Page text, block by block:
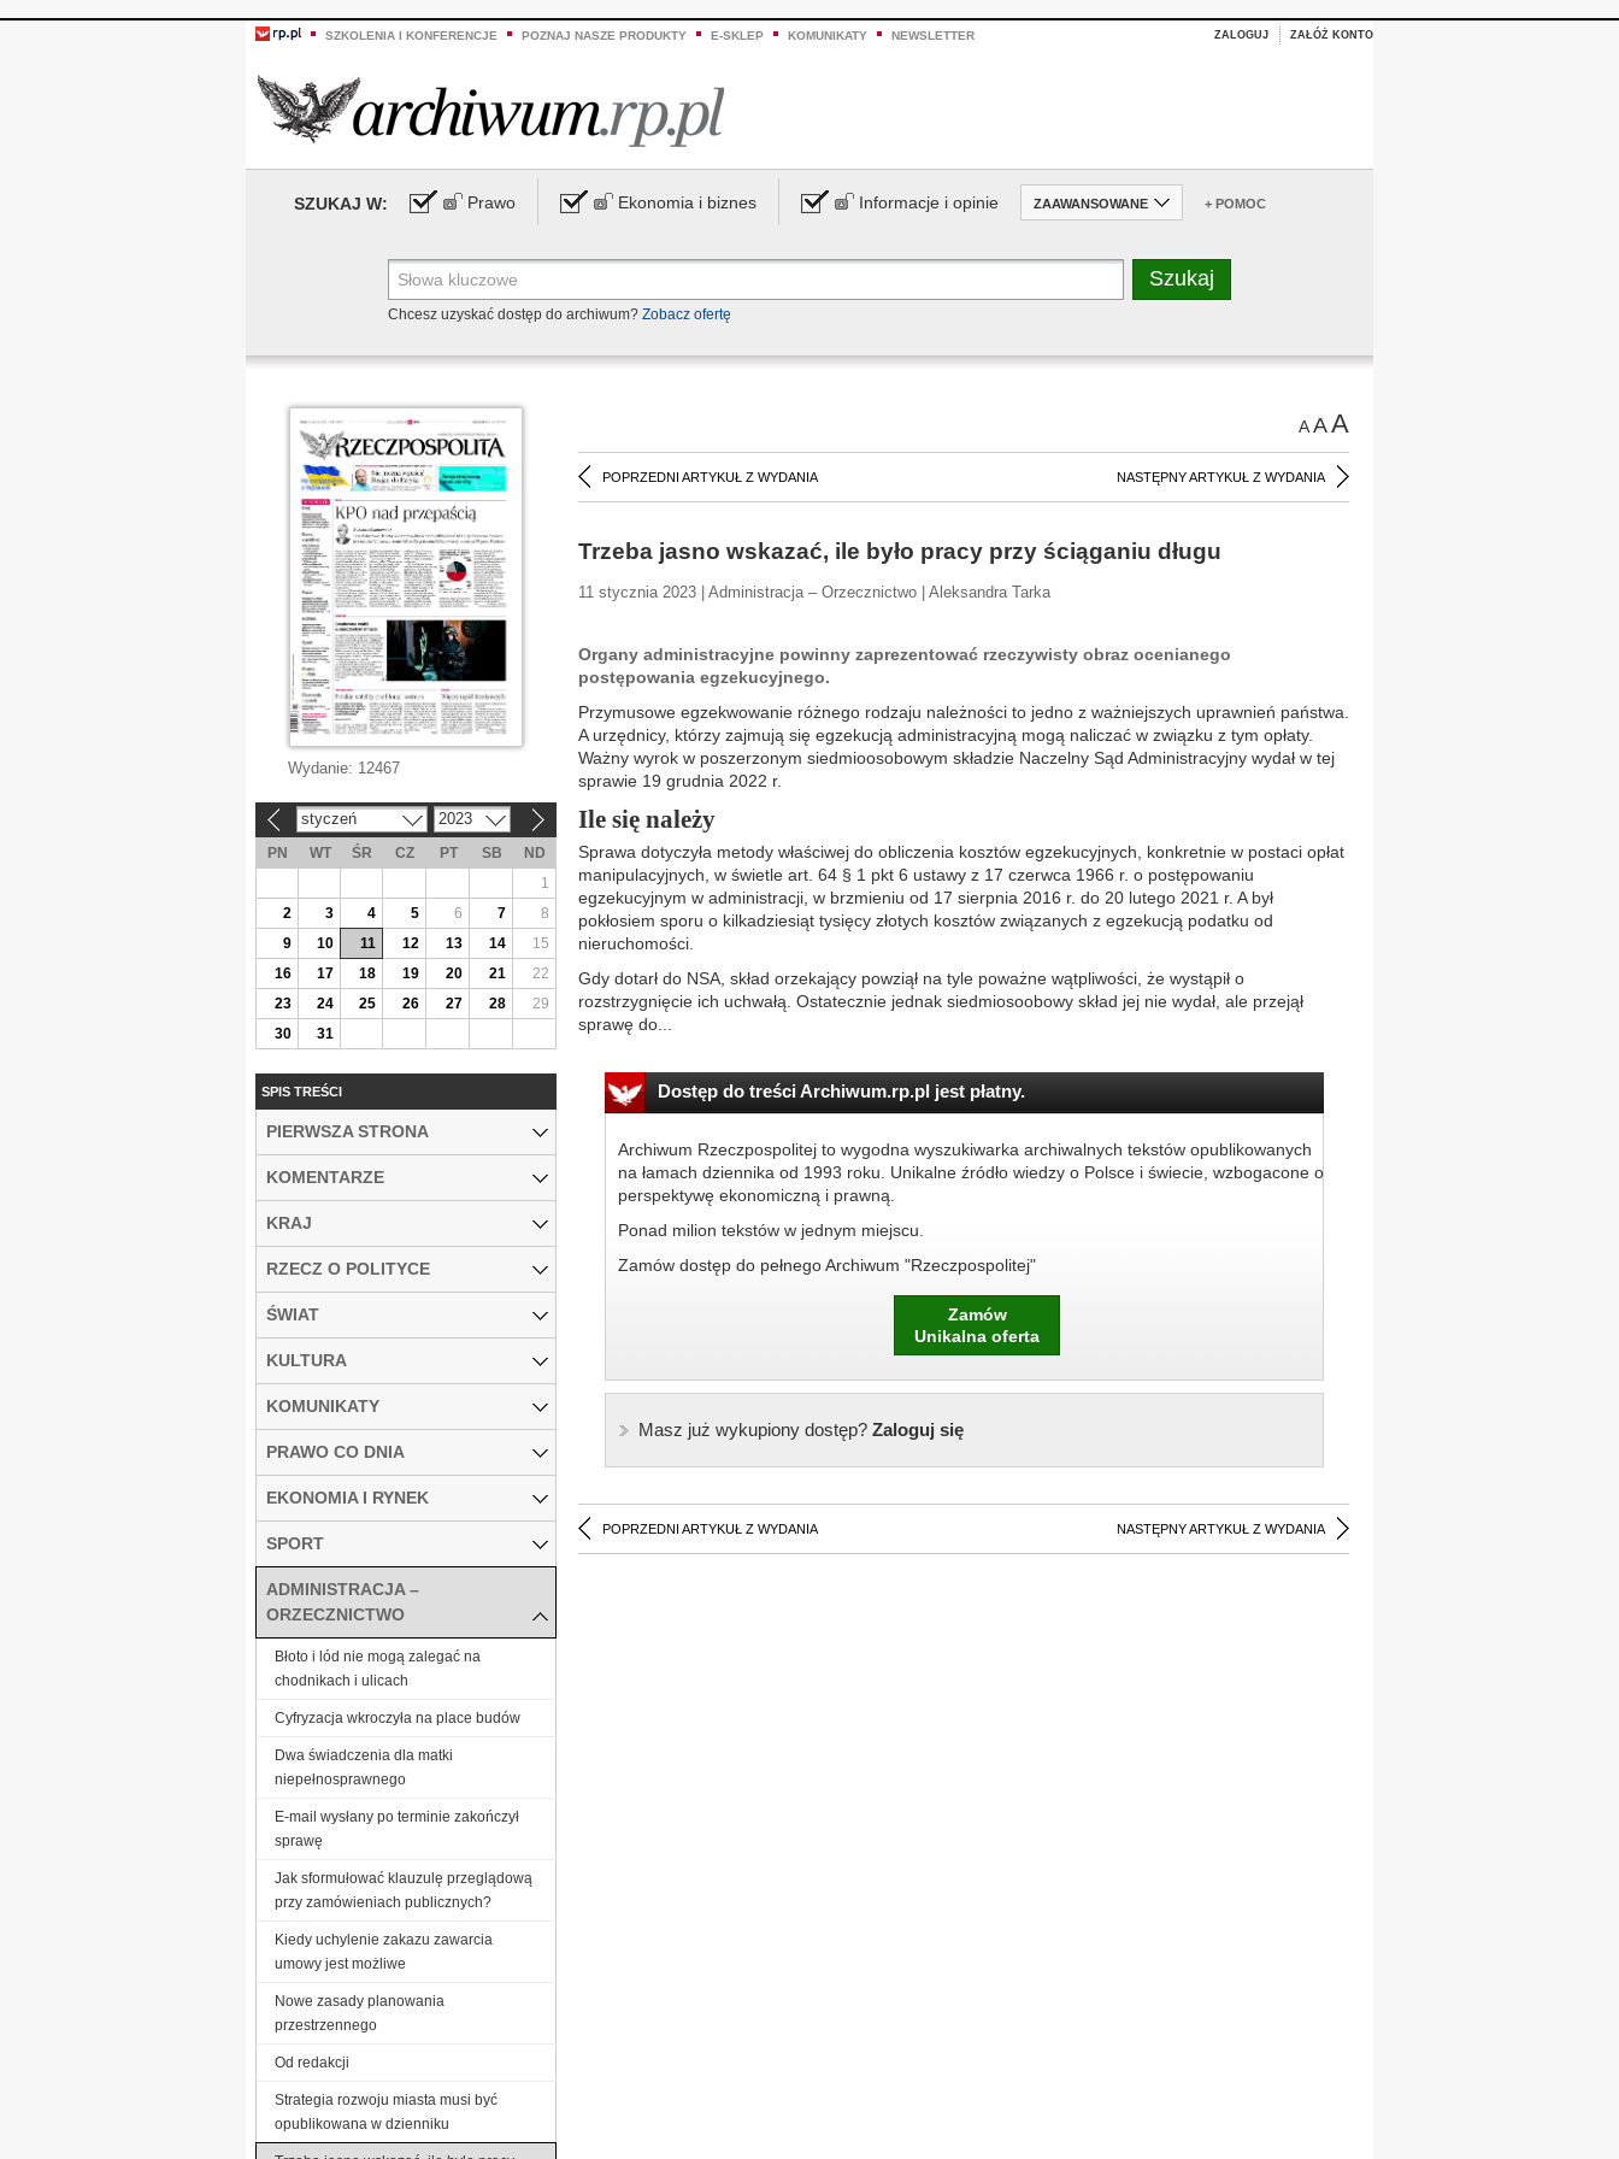
SZKOLENIA I KONFERENCJE POZNAJ NASZE PRODUKTY E-SKLEP KOMUNIKATY NEWSLETTER ZALOGUJ ZAŁÓŻ KONTO
SZUKAJ W: Prawo Ekonomia i biznes Informacje i opinie ZAAWANSOWANE + POMOC
Chcesz uzyskać dostęp do archiwum? Zobacz ofertę
AAA
POPRZEDNI ARTYKUŁ Z WYDANIA NASTĘPNY ARTYKUŁ Z WYDANIA
Trzeba jasno wskazać, ile było pracy przy ściąganiu długu
11 stycznia 2023 | Administracja – Orzecznictwo | Aleksandra Tarka
Organy administracyjne powinny zaprezentować rzeczywisty obraz ocenianego
postępowania egzekucyjnego.
Przymusowe egzekwowanie różnego rodzaju należności to jedno z ważniejszych uprawnień państwa.
A urzędnicy, którzy zajmują się egzekucją administracyjną mogą naliczać w związku z tym opłaty.
Ważny wyrok w poszerzonym siedmioosobowym składzie Naczelny Sąd Administracyjny wydał w tej
sprawie 19 grudnia 2022 r.
Ile się należy
Sprawa dotyczyła metody właściwej do obliczenia kosztów egzekucyjnych, konkretnie w postaci opłat
manipulacyjnych, w świetle art. 64 § 1 pkt 6 ustawy z 17 czerwca 1966 r. o postępowaniu
egzekucyjnym w administracji, w brzmieniu od 17 sierpnia 2016 r. do 20 lutego 2021 r. A był
pokłosiem sporu o kilkadziesiąt tysięcy złotych kosztów związanych z egzekucją podatku od
nieruchomości.
Gdy dotarł do NSA, skład orzekający powziął na tyle poważne wątpliwości, że wystąpił o
rozstrzygnięcie ich uchwałą. Ostatecznie jednak siedmiosoobowy skład jej nie wydał, ale przejął
sprawę do...
Dostęp do treści Archiwum.rp.pl jest płatny.
Archiwum Rzeczpospolitej to wygodna wyszukiwarka archiwalnych tekstów opublikowanych
na łamach dziennika od 1993 roku. Unikalne źródło wiedzy o Polsce i świecie, wzbogacone o
perspektywę ekonomiczną i prawną.
Ponad milion tekstów w jednym miejscu.
Zamów dostęp do pełnego Archiwum "Rzeczpospolitej"
Zamów
Unikalna oferta
Masz już wykupiony dostęp?Zaloguj się
POPRZEDNI ARTYKUŁ Z WYDANIA NASTĘPNY ARTYKUŁ Z WYDANIA
Wydanie: 12467
styczeń 2023
PN WT ŚR CZ PT SB
ND
1
2
3 4 5 6 7
8
9
10 11 12 13 14
15
16
17 18 19 20 21
22
23
24 25 26 27 28
29
30
31
SPIS TREŚCI
PIERWSZA STRONA
KOMENTARZE
KRAJ
RZECZ O POLITYCE
ŚWIAT
KULTURA
KOMUNIKATY
PRAWO CO DNIA
EKONOMIA I RYNEK
SPORT
ADMINISTRACJA –
ORZECZNICTWO
Błoto i lód nie mogą zalegać na
chodnikach i ulicach
Cyfryzacja wkroczyła na place budów
Dwa świadczenia dla matki
niepełnosprawnego
E-mail wysłany po terminie zakończył
sprawę
Jak sformułować klauzulę przeglądową
przy zamówieniach publicznych?
Kiedy uchylenie zakazu zawarcia
umowy jest możliwe
Nowe zasady planowania
przestrzennego
Od redakcji
Strategia rozwoju miasta musi być
opublikowana w dzienniku